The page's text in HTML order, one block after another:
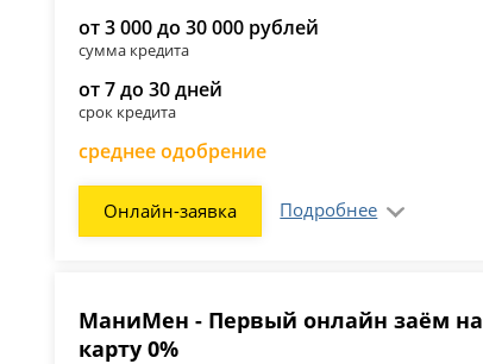
от 3 000 до 30 000 рублей
сумма кредита
от 7 до 30 дней
срок кредита
среднее одобрение
Онлайн-заявка Подробнее
МаниМен - Первый онлайн заём на
карту 0%